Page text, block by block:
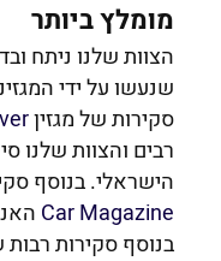
מומלץ ביותר
הצוות שלנו ניתח
שנעשו על ידי
סקירות של מגזין
רבים והצוות שלנו
הישראלי. בנוסף
Car Magazine
בנוסף סקירות רבות